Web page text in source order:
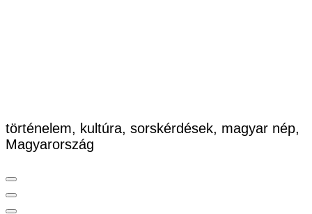
történelem, kultúra, sorskérdések, magyar nép,
Magyarország